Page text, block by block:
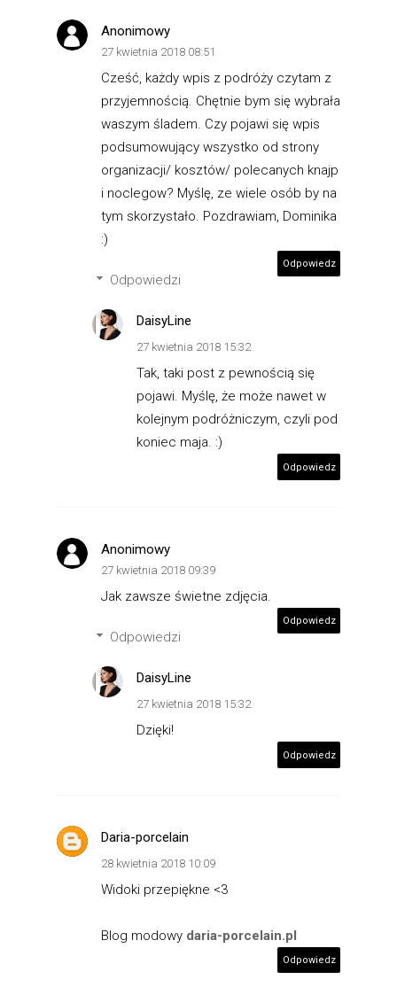
Anonimowy
27 kwietnia 2018 08:51
Cześć, każdy wpis z podróży czytam z
przyjemnością. Chętnie bym się wybrała
waszym śladem. Czy pojawi się wpis
podsumowujący wszystko od strony
organizacji/ kosztów/ polecanych knajp
i noclegow? Myślę, ze wiele osób by na
tym skorzystało. Pozdrawiam, Dominika
:)
Odpowiedz
Odpowiedzi
DaisyLine
27 kwietnia 2018 15:32
Tak, taki post z pewnością się
pojawi. Myślę, że może nawet w
kolejnym podróżniczym, czyli pod
koniec maja. :)
Odpowiedz
Anonimowy
27 kwietnia 2018 09:39
Jak zawsze świetne zdjęcia.
Odpowiedz
Odpowiedzi
DaisyLine
27 kwietnia 2018 15:32
Dzięki!
Odpowiedz
Daria-porcelain
28 kwietnia 2018 10:09
Widoki przepiękne <3
Blog modowy daria-porcelain.pl
Odpowiedz